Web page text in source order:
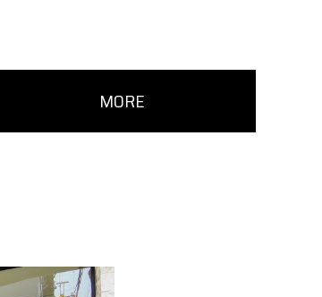
MORE